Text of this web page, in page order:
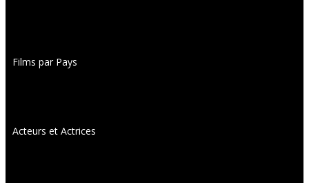
Films par Pays
Acteurs et Actrices